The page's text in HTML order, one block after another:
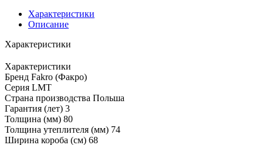
Характеристики
Описание
Характеристики
Характеристики
Бренд Fakro (Факро)
Серия LMT
Страна производства Польша
Гарантия (лет) 3
Толщина (мм) 80
Толщина утеплителя (мм) 74
Ширина короба (см) 68